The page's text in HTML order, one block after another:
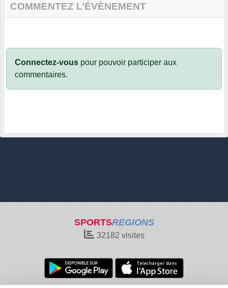
COMMENTEZ L’ÉVÈNEMENT
Connectez-vous pour pouvoir participer aux
commentaires.
SPORTSREGIONS
32182 visites